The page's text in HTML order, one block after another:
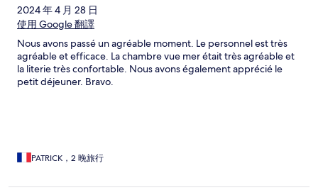
2024 年 4 月 28 日
使用 Google 翻譯
Nous avons passé un agréable moment. Le personnel est très
agréable et efficace. La chambre vue mer était très agréable et
la literie très confortable. Nous avons également apprécié le
petit déjeuner. Bravo.
PATRICK，2 晚旅行